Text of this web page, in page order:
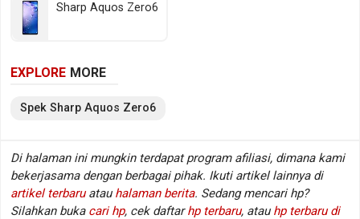
@ 1866 MHz). Sedangkan pada sektor fotografi
tersedia kamera belakang Triple lens dan kamera
Li-Polimer berkapasitas 4010 mAh. Berikut beberapa
spesifikasi kunci Sharp Aquos Zero6.
Spesifikasi Sharp Aquos Zero6
Jaringan
GSM / HSDPA / LTE / 5G
Layar
:6.4 inch, 1080 x 2340 px
Sharp Aquos Zero6
EXPLORE MORE
Spek Sharp Aquos Zero6
Di halaman ini mungkin terdapat program afiliasi, dimana kami
bekerjasama dengan berbagai pihak. Ikuti artikel lainnya di
artikel terbaru atau halaman berita. Sedang mencari hp?
Silahkan buka cari hp, cek daftar hp terbaru, atau hp terbaru di